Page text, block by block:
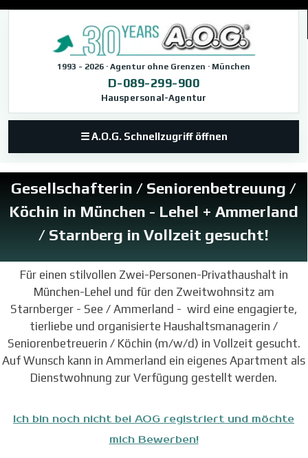
1993 - 2026 · Agentur ohne Grenzen · München
D-089-299-900
Hauspersonal-Agentur
☰ A.O.G. Schnellzugriff öffnen
Gesellschafterin / Seniorenbetreuung /
Köchin in München - Lehel + Ammerland
/ Starnberg in Vollzeit gesucht!
Für einen stilvollen Zwei-Personen-Privathaushalt in
München-Lehel und für den Zweitwohnsitz am
Starnberger - See / Ammerland - wird eine engagierte,
tierliebe und organisierte Haushaltsmanagerin /
Seniorenbetreuerin / Köchin (m/w/d) in Vollzeit gesucht.
Auf Wunsch kann in Ammerland ein eigenes Apartment als
Dienstwohnung zur Verfügung gestellt werden.
Ich bin noch nicht bei AOG registriert und möchte
mich Bewerben!